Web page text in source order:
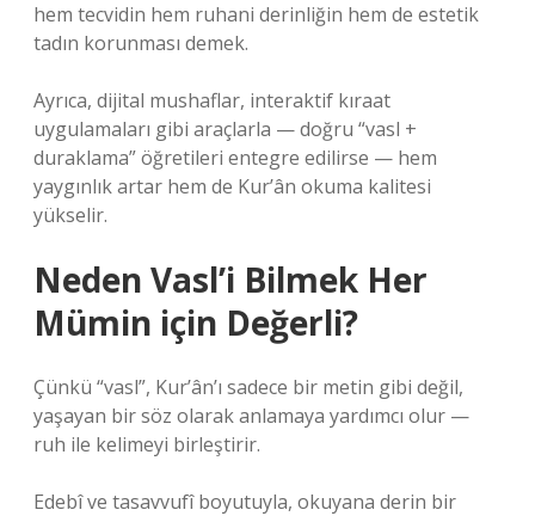
hem tecvidin hem ruhani derinliğin hem de estetik
tadın korunması demek.
Ayrıca, dijital mushaflar, interaktif kıraat
uygulamaları gibi araçlarla — doğru “vasl +
duraklama” öğretileri entegre edilirse — hem
yaygınlık artar hem de Kur’ân okuma kalitesi
yükselir.
Neden Vasl’i Bilmek Her
Mümin için Değerli?
Çünkü “vasl”, Kur’ân’ı sadece bir metin gibi değil,
yaşayan bir söz olarak anlamaya yardımcı olur —
ruh ile kelimeyi birleştirir.
Edebî ve tasavvufî boyutuyla, okuyana derin bir